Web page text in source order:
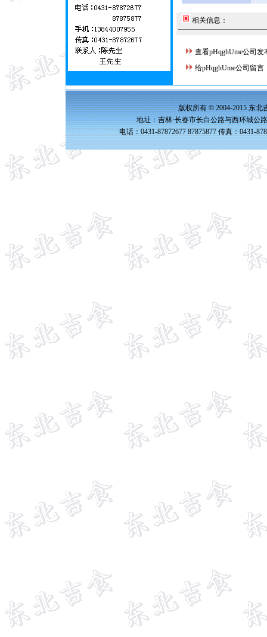
相关信息：
查看pHqghUme公司发
给pHqghUme公司留言
版权所有 © 2004-2015 东北
地址：吉林·长春市长白公路与西环城公
电话：0431-87872677 87875877 传真：0431-